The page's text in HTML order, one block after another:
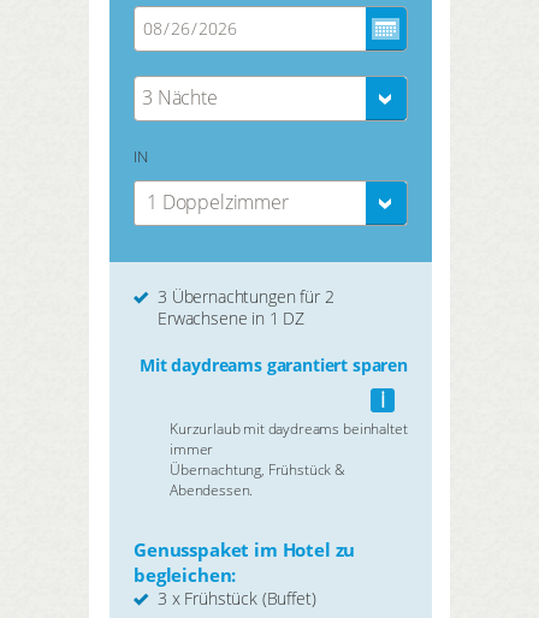
3 Nächte
IN
1 Doppelzimmer
3 Übernachtungen für 2
Erwachsene in 1 DZ
Mit daydreams garantiert sparen
i
Kurzurlaub mit daydreams beinhaltet
immer
Übernachtung, Frühstück &
Abendessen.
Genusspaket im Hotel zu
begleichen:
3 x Frühstück (Buffet)